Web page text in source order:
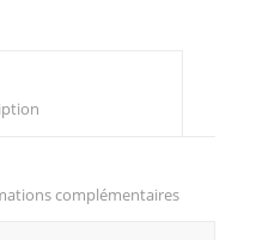
Informations